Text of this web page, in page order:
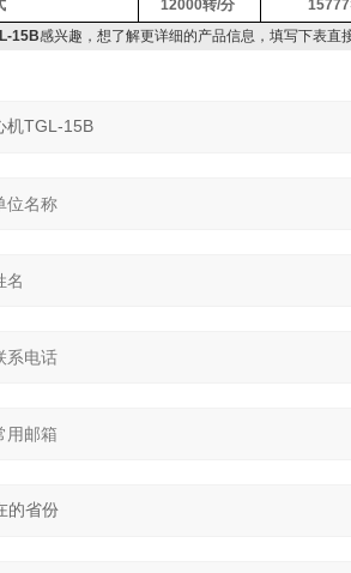
12000转/分
15B感兴趣，想了解更详细的产品信息，填写下表直